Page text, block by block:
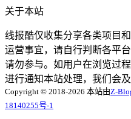
关于本站
线报酷仅收集分享各类项目
运营事宜，请自行判断各平
请勿参与。如用户在浏览过
进行通知本站处理，我们会
Copyright © 2018-2026 本站由Z-
18140255号-1